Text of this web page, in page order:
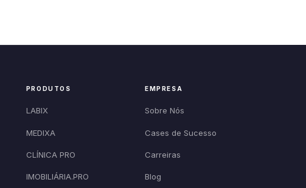
PRODUTOS
LABIX
MEDIXA
CLÍNICA PRO
IMOBILIÁRIA.PRO
EMPRESA
Sobre Nós
Cases de Sucesso
Carreiras
Blog